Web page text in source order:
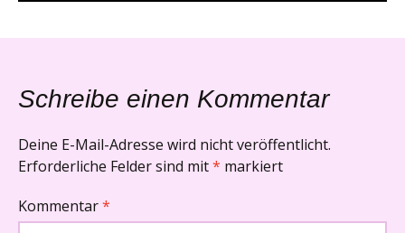
Schreibe einen Kommentar
Deine E-Mail-Adresse wird nicht veröffentlicht.
Erforderliche Felder sind mit* markiert
Kommentar*